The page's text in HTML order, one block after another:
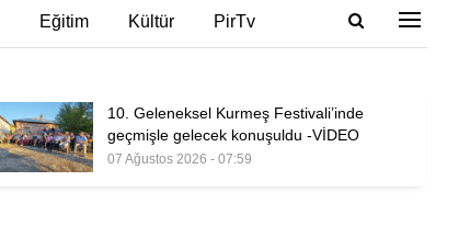
Eğitim Kültür PirTv
10. Geleneksel Kurmeş Festivali’inde
geçmişle gelecek konuşuldu -VİDEO
07 Ağustos 2026 - 07:59